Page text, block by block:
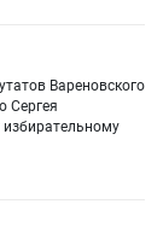
Вареновского
Сергея